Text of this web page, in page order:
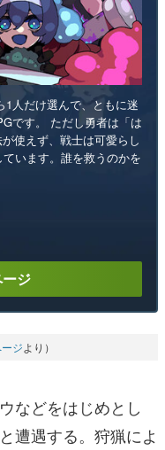
1人だけ選んで、ともに迷
です。 ただし勇者は「は
使えず、戦士は可愛らし
います。誰を救うのかを
ジ
ジより）
などをはじめとし
遭遇する。狩猟によ